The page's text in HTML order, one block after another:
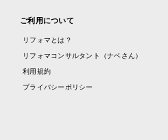
ご利用について
リフォマとは？
リフォマコンサルタント（ナベさん）
利用規約
プライバシーポリシー